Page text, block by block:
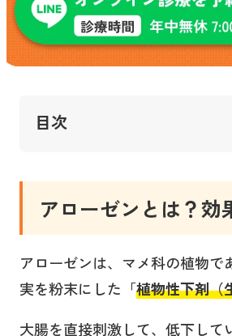
目次
アローゼンとは？効
アローゼンは、マメ科の植物で
実を粉末にした「植物性下剤（
大腸を直接刺激して、低下して